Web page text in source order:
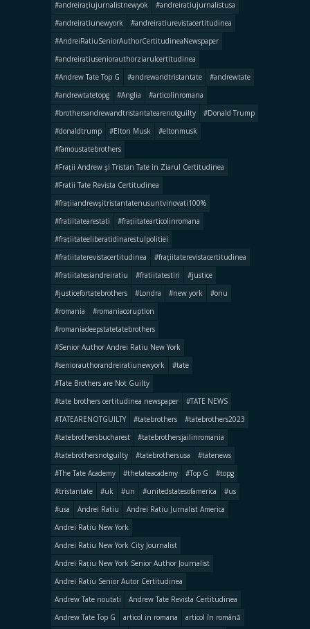
#andreirațiujurnalistnewyok
#andreiratiujurnalistusa
#andreiratiunewyork
#andreiratiurevistacertitudinea
#AndreiRatiuSeniorAuthorCertitudineaNewspaper
#andreiratiuseniorauthorziarulcertitudinea
#Andrew Tate Top G
#andrewandtristantate
#andrewtate
#andrewtatetopg
#Anglia
#articolinromana
#brothersandrewandtristantatearenotguilty
#Donald Trump
#donaldtrump
#Elton Musk
#eltonmusk
#famoustatebrothers
#Frații Andrew şi Tristan Tate in Ziarul Certitudinea
#Fratii Tate Revista Certitudinea
#frațiiandrewşitristantatenusuntvinovati100%
#fratiitatearestati
#frațiitatearticolinromana
#frațiitateeliberatidinarestulpolitiei
#fratiitaterevistacertitudinea
#frațiitaterevistacertitudinea
#fratiitatesiandreiratiu
#fratiitatestiri
#justice
#justicefortatebrothers
#Londra #new york
#onu
#romania
#romaniacoruption
#romaniadeepstatetatebrothers
#Senior Author Andrei Ratiu New York
#seniorauthorandreiratiunewyork
#tate
#Tate Brothers are Not Guilty
#tate brothers certitudinea newspaper
#TATE NEWS
#TATEARENOTGUILTY
#tatebrothers
#tatebrothers2023
#tatebrothersbucharest
#tatebrothersjailinromania
#tatebrothersnotguilty
#tatebrothersusa
#tatenews
#The Tate Academy
#thetateacademy #Top G
#topg
#tristantate
#uk #un #unitedstatesofamerica
#us
#usa
Andrei Ratiu
Andrei Ratiu Jurnalist America
Andrei Ratiu New York
Andrei Ratiu New York City Journalist
Andrei Rațiu New York Senior Author Journalist
Andrei Ratiu Senior Autor Certitudinea
Andrew Tate noutati
Andrew Tate Revista Certitudinea
Andrew Tate Top G
articol in romana
articol în română